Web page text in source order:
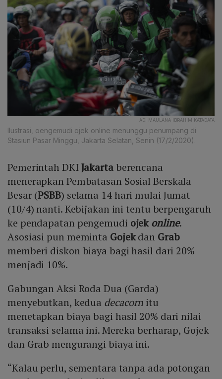
ADI MAULANA IBRAHIM|KATADATA
Ilustrasi, oengemudi ojek online menunggu penumpang di
Stasiun Pasar Minggu, Jakarta Selatan, Senin (17/2/2020).
Pemerintah DKIJakartaberencana
menerapkan Pembatasan Sosial Berskala
Besar (PSBB) selama 14 hari mulai Jumat
(10/4) nanti. Kebijakan ini tentu berpengaruh
ke pendapatan pengemudi ojek online.
Asosiasi pun meminta Gojekdan Grab
memberi diskon biaya bagi hasil dari 20%
menjadi 10%.
Gabungan Aksi Roda Dua (Garda)
menyebutkan, kedua decacorn itu
menetapkan biaya bagi hasil 20% dari nilai
transaksi selama ini. Mereka berharap, Gojek
dan Grab mengurangi biaya ini.
“Kalau perlu, sementara tanpa ada potongan